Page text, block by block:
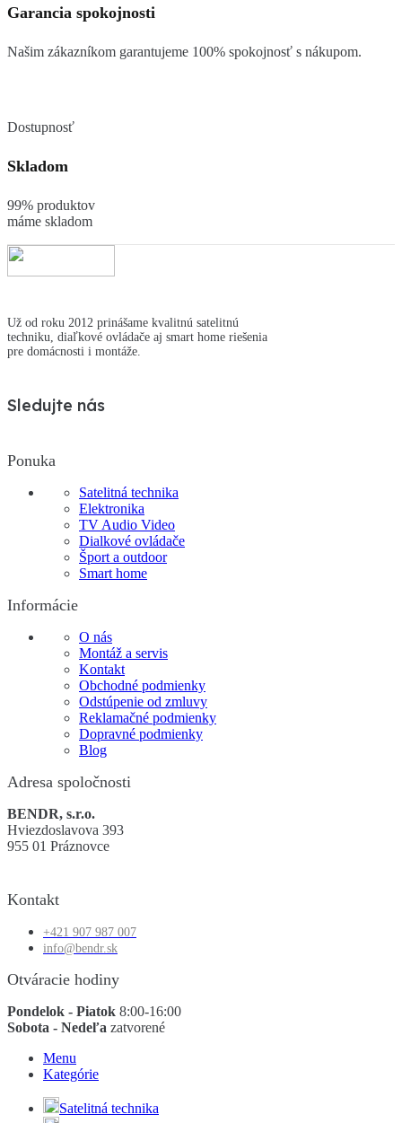
Garancia spokojnosti
Našim zákazníkom garantujeme 100% spokojnosť s nákupom.
Dostupnosť
Skladom
99% produktov
máme skladom
Už od roku 2012 prinášame kvalitnú satelitnú
techniku, diaľkové ovládače aj smart home riešenia
pre domácnosti i montáže.
Sledujte nás
Ponuka
Satelitná technika
Elektronika
TV Audio Video
Dialkové ovládače
Šport a outdoor
Smart home
Informácie
O nás
Montáž a servis
Kontakt
Obchodné podmienky
Odstúpenie od zmluvy
Reklamačné podmienky
Dopravné podmienky
Blog
Adresa spoločnosti
BENDR, s.r.o.
Hviezdoslavova 393
955 01 Práznovce
Kontakt
+421 907 987 007
info@bendr.sk
Otváracie hodiny
Pondelok - Piatok 8:00-16:00
Sobota - Nedeľa zatvorené
Menu
Kategórie
Satelitná technika